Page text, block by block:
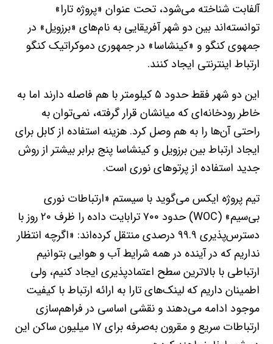
آلفابت شناخته می‌شود، تحت عنوان «پروژه تارا»
توانسته‌اند بین دو شهر آفریقایی به نام‌های «برزویل» در
جمهوی کنگو و «کینشاسا» در جمهوری دموکراتیک کنگو
ارتباط اینترنتی ایجاد کنند.
این دو شهر فقط حدود ۵ کیلومتر با هم فاصله دارند اما به
خاطر رودخانه‌ای که میانشان قرار گرفته، نمی‌توان به
راحتی آن‌ها را به هم وصل کرد. هزینه استفاده از کابل برای
ایجاد ارتباط بین برزویل و کینشاسا پنج برابر بیشتر از روش
جدید استفاده از پرتوهای نوری است.
تیم پروژه ایکس می‌گوید با سیستم «ارتباطات نوری
بی‌سیم» (WOC) حدود ۷۰۰ ترابایت داده را ظرف ۲۰ روز با
دسترس‌پذیری ۹۹.۹ درصدی منتقل کرده‌اند: «اگرچه انتظار
نداریم که در آینده در همه شرایط آب و هوایی بتوانیم
ارتباطی با بالاترین سطح اعتمادپذیری ایجاد کنیم، ولی
اطمینان داریم که لینک‌های تارا به ارائه ارتباط با کیفیت
موجود ادامه می‌دهند و نقشی اساسی در فراهم‌سازی
ارتباطات سریع و مقرون به‌صرفه برای ۱۷ میلیون ساکن این